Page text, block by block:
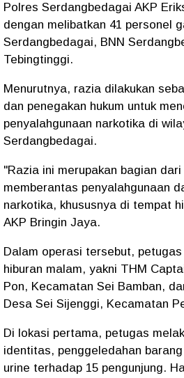
Polres Serdangbedagai AKP
dengan melibatkan 41 personel
Serdangbedagai, BNN
Tebingtinggi.
Menurutnya, razia dilakukan
dan penegakan hukum untuk
penyalahgunaan narkotika di
Serdangbedagai.
"Razia ini merupakan bagian dari
memberantas penyalahgunaan
narkotika, khususnya di tempat
AKP Bringin Jaya.
Dalam operasi tersebut,
hiburan malam, yakni THM
Pon, Kecamatan Sei Bamban,
Desa Sei Sijenggi, Kecamatan
Di lokasi pertama, petugas
identitas, penggeledahan
urine terhadap 15 pengunjung.